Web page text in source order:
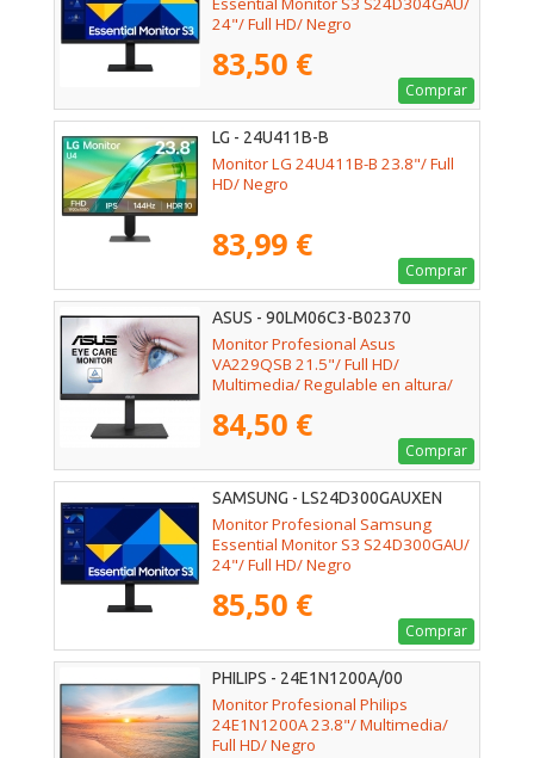
24"/ Full HD/ Negro
83,50 €
Comprar
LG - 24U411B-B
Monitor LG 24U411B-B 23.8"/ Full
HD/ Negro
83,99 €
Comprar
ASUS - 90LM06C3-B02370
Monitor Profesional Asus
VA229QSB 21.5"/ Full HD/
Multimedia/ Regulable en altura/
84,50 €
Comprar
SAMSUNG - LS24D300GAUXEN
Monitor Profesional Samsung
Essential Monitor S3 S24D300GAU/
24"/ Full HD/ Negro
85,50 €
Comprar
PHILIPS - 24E1N1200A/00
Monitor Profesional Philips
24E1N1200A 23.8"/ Multimedia/
Full HD/ Negro